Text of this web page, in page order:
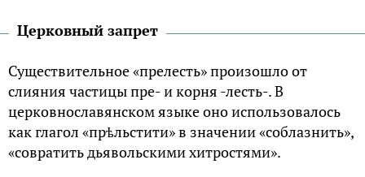
Церковный запрет
Существительное «прелесть» произошло от
слияния частицы пре- и корня -лесть-. В
церковнославянском языке оно использовалось
как глагол «прѣльстити» в значении «соблазнить»,
«совратить дьявольскими хитростями».